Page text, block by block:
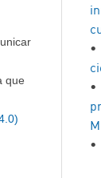
que
•
•
•